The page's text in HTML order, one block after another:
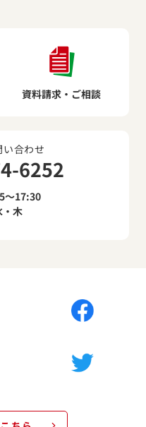
資料請求・ご相談
合わせ
6252
～17:30
・木